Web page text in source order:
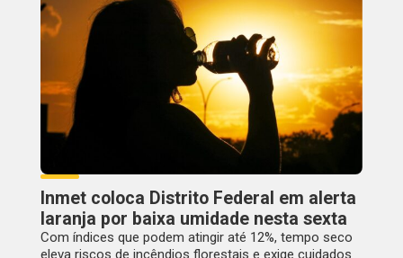
Inmet coloca Distrito Federal em alerta
laranja por baixa umidade nesta sexta
Com índices que podem atingir até 12%, tempo seco
eleva riscos de incêndios florestais e exige cuidados